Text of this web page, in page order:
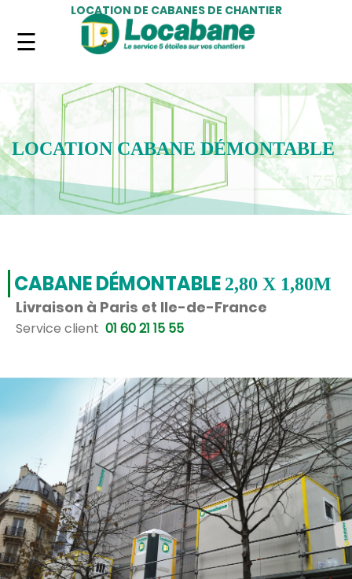
LOCATION DE CABANES DE CHANTIER
LOCATION CABANE DÉMONTABLE
CABANE DÉMONTABLE 2,80 X 1,80M
Livraison à Paris et Ile-de-France
Service client 01 60 21 15 55